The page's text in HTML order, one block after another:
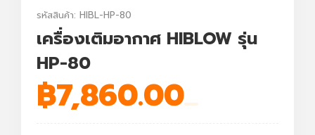
รหัสสินค้า: HIBL-HP-80
เครื่องเติมอากาศ HIBLOW รุ่น
HP-80
฿7,860.00